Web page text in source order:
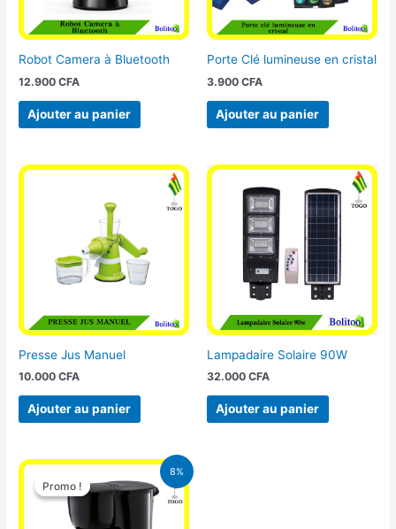
Robot Camera à Bluetooth
12.900CFA
Ajouter au panier
Porte Clé lumineuse en cristal
3.900 CFA
Ajouter au panier
Presse Jus Manuel
10.000CFA
Ajouter au panier
Lampadaire Solaire 90W
32.000 CFA
Ajouter au panier
8%
Promo !
Promo !
Le
prix
initial
25.000 CFA.
Le
prix
actuel
est :
23.000 CFA.